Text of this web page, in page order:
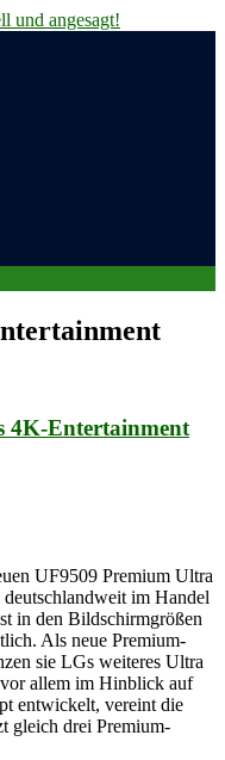
– Top
4K-Entertainment
UF9509 Premium Ultra
im Handel
in den Bildschirmgrößen
Als neue Premium-
sie LGs weiteres Ultra
allem im Hinblick auf
entwickelt, vereint die
gleich drei Premium-